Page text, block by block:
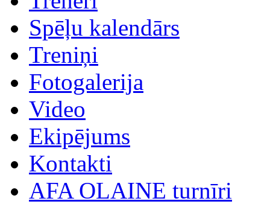
Spēļu kalendārs
Treniņi
Fotogalerija
Video
Ekipējums
Kontakti
AFA OLAINE turnīri